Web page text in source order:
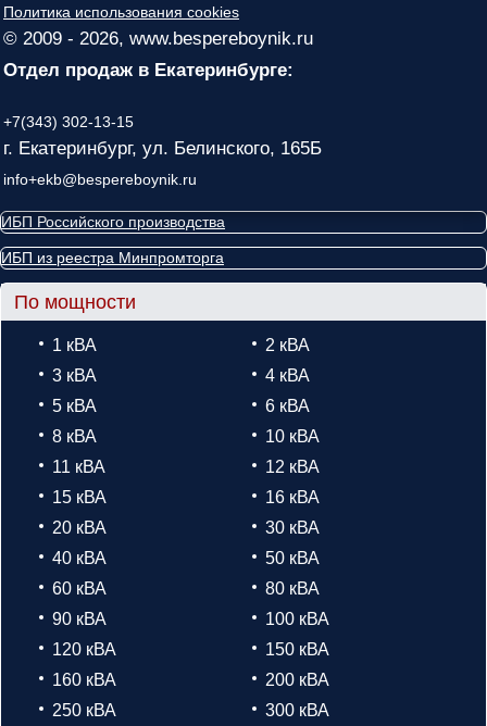
Политика использования cookies
© 2009 - 2026, www.bespereboynik.ru
Отдел продаж в Екатеринбурге:
+7(343) 302-13-15
г. Екатеринбург, ул. Белинского, 165Б
info+ekb@bespereboynik.ru
ИБП Российского производства
ИБП из реестра Минпромторга
По мощности
1 кВА
2 кВА
3 кВА
4 кВА
5 кВА
6 кВА
8 кВА
10 кВА
11 кВА
12 кВА
15 кВА
16 кВА
20 кВА
30 кВА
40 кВА
50 кВА
60 кВА
80 кВА
90 кВА
100 кВА
120 кВА
150 кВА
160 кВА
200 кВА
250 кВА
300 кВА